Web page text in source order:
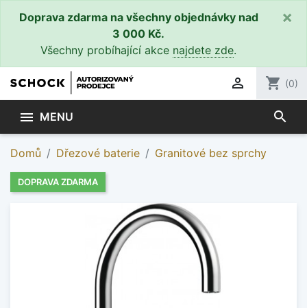
Doprava zdarma na všechny objednávky nad
3 000 Kč.
Všechny probíhající akce najdete zde.
×
 shopping_cart (0)
 MENU search
Domů Dřezové baterie Granitové bez sprchy
DOPRAVA ZDARMA